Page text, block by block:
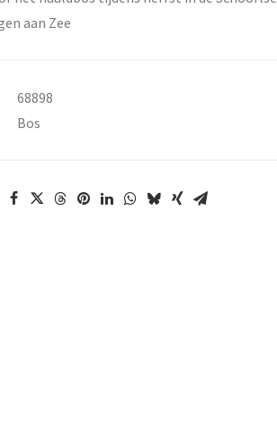
aan Zee
68898
Bos